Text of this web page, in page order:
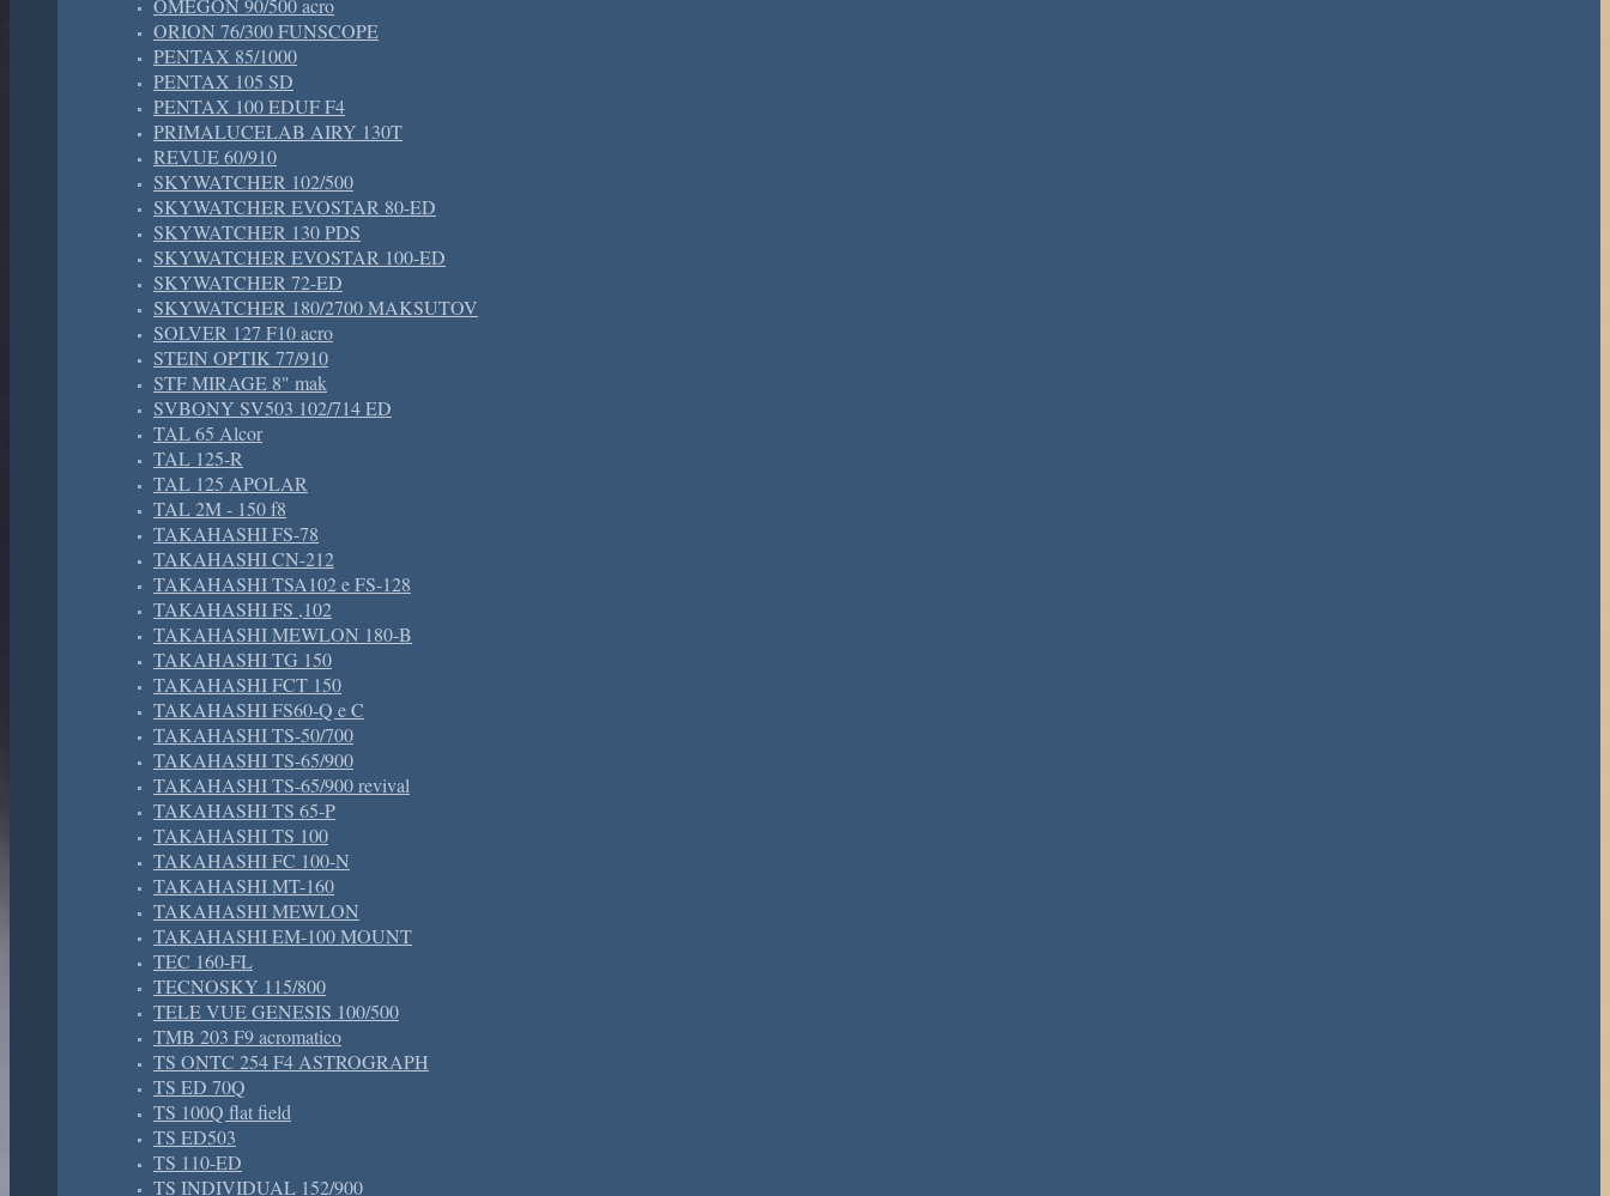
OMEGON 90/500 acro
ORION 76/300 FUNSCOPE
PENTAX 85/1000
PENTAX 105 SD
PENTAX 100 EDUF F4
PRIMALUCELAB AIRY 130T
REVUE 60/910
SKYWATCHER 102/500
SKYWATCHER EVOSTAR 80-ED
SKYWATCHER 130 PDS
SKYWATCHER EVOSTAR 100-ED
SKYWATCHER 72-ED
SKYWATCHER 180/2700 MAKSUTOV
SOLVER 127 F10 acro
STEIN OPTIK 77/910
STF MIRAGE 8" mak
SVBONY SV503 102/714 ED
TAL 65 Alcor
TAL 125-R
TAL 125 APOLAR
TAL 2M - 150 f8
TAKAHASHI FS-78
TAKAHASHI CN-212
TAKAHASHI TSA102 e FS-128
TAKAHASHI FS ,102
TAKAHASHI MEWLON 180-B
TAKAHASHI TG 150
TAKAHASHI FCT 150
TAKAHASHI FS60-Q e C
TAKAHASHI TS-50/700
TAKAHASHI TS-65/900
TAKAHASHI TS-65/900 revival
TAKAHASHI TS 65-P
TAKAHASHI TS 100
TAKAHASHI FC 100-N
TAKAHASHI MT-160
TAKAHASHI MEWLON
TAKAHASHI EM-100 MOUNT
TEC 160-FL
TECNOSKY 115/800
TELE VUE GENESIS 100/500
TMB 203 F9 acromatico
TS ONTC 254 F4 ASTROGRAPH
TS ED 70Q
TS 100Q flat field
TS ED503
TS 110-ED
TS INDIVIDUAL 152/900